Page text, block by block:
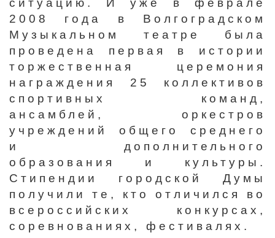
ситуацию. И уже в феврале
2008 года в Волгоградском
Музыкальном театре была
проведена первая в истории
торжественная церемония
награждения 25 коллективов
спортивных команд,
ансамблей, оркестров
учреждений общего среднего
и дополнительного
образования и культуры.
Стипендии городской Думы
получили те, кто отличился во
всероссийских конкурсах,
соревнованиях, фестивалях.